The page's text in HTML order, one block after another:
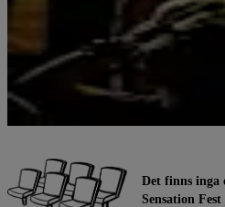
Det finns inga
Sensation